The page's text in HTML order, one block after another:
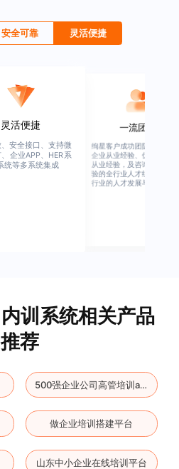
安全可靠 灵活便捷
灵活便捷
安全接口、支持微
企业APP、HER系
统等多系统集成
一流团队
绚星客户成功团队，由有多
企业从业经验、优秀培训机
从业经验，及咨询公司从业
验的全行业人才组成，涉猎
行业的人才发展与培养模块
训系统相关产品
推荐
500强企业公司高管培训app
做企业培训搭建平台
山东中小企业在线培训平台